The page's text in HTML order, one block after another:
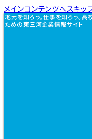
メインコンテンツへスキッ
地元を知ろう。仕事を知ろう。高
ための東三河企業情報サイト